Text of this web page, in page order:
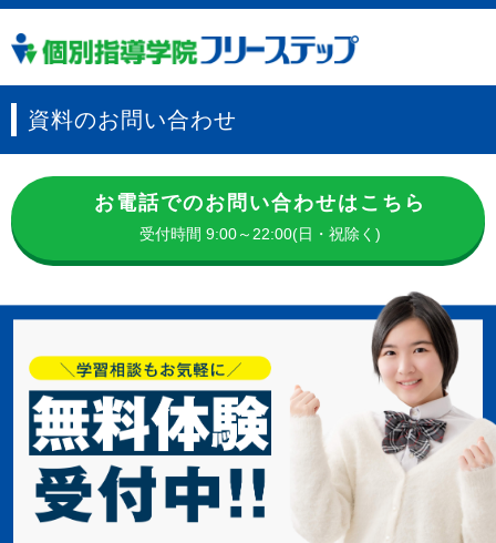
資料のお問い合わせ
お電話でのお問い合わせはこちら
受付時間 9:00～22:00(日・祝除く)